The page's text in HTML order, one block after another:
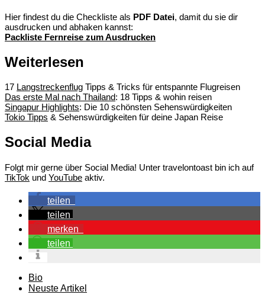
Hier findest du die Checkliste als PDF Datei, damit du sie dir
ausdrucken und abhaken kannst:
Packliste Fernreise zum Ausdrucken
Weiterlesen
17 Langstreckenflug Tipps & Tricks für entspannte Flugreisen
Das erste Mal nach Thailand: 18 Tipps & wohin reisen
Singapur Highlights: Die 10 schönsten Sehenswürdigkeiten
Tokio Tipps & Sehenswürdigkeiten für deine Japan Reise
Social Media
Folgt mir gerne über Social Media! Unter travelontoast bin ich auf
TikTok und YouTube aktiv.
teilen
teilen
merken
teilen
The
following
Bio
Neuste Artikel